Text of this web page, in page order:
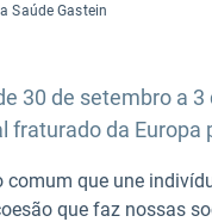
Saúde Gastein
30 de setembro a
da Europa
que une
que faz nossas